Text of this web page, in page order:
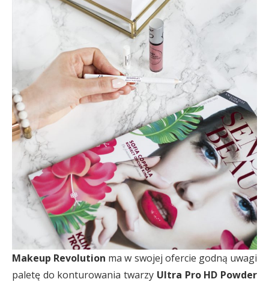
Makeup Revolution ma w swojej ofercie godną uwagi
paletę do konturowania twarzy Ultra Pro HD Powder